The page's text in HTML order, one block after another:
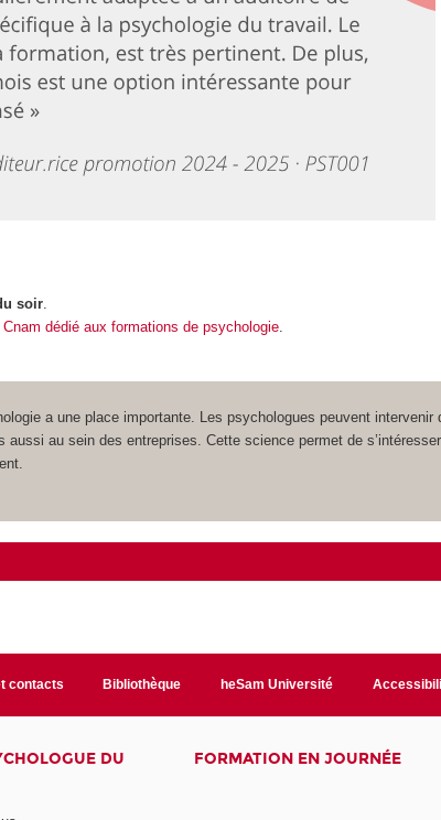
soir
dédié aux formations de psychologie
a une place importante. Les psychologues peuvent intervenir
au sein des entreprises. Cette science permet de
contacts Bibliothèque heSam Université
DU
FORMATION EN JOURNÉE